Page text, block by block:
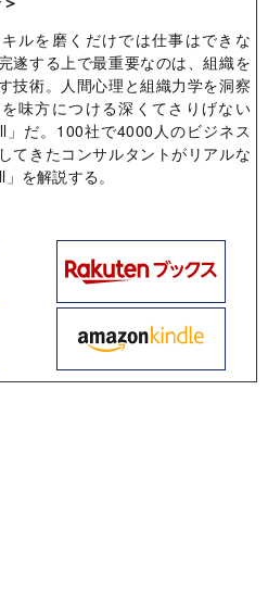
ルを磨くだけでは仕事はできな
遂する上で最重要なのは、組織を
技術。人間心理と組織力学を洞察
味方につける深くてさりげない
」だ。100社で4000人のビジネス
てきたコンサルタントがリアルな
を解説する。